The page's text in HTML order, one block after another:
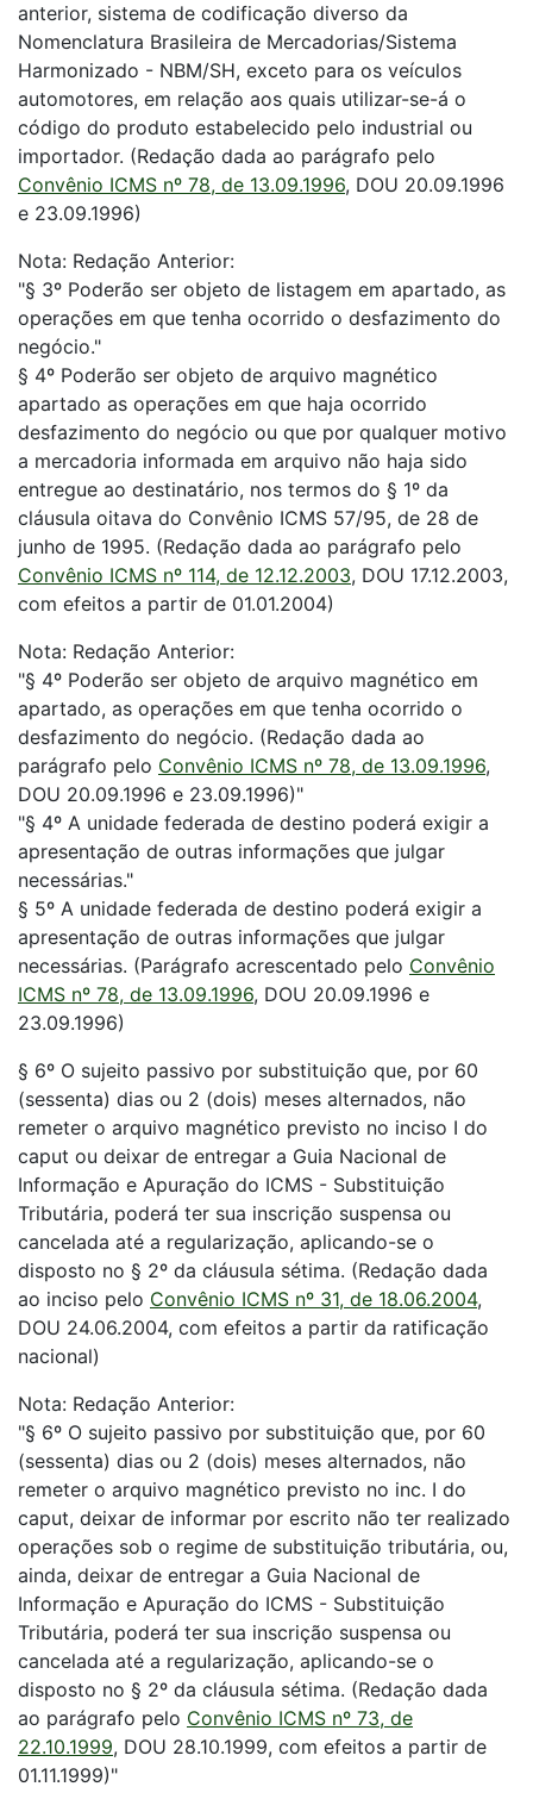
anterior, sistema de codificação diverso da
Nomenclatura Brasileira de Mercadorias/Sistema
Harmonizado - NBM/SH, exceto para os veículos
automotores, em relação aos quais utilizar-se-á o
código do produto estabelecido pelo industrial ou
importador. (Redação dada ao parágrafo pelo
Convênio ICMS nº 78, de 13.09.1996, DOU 20.09.1996
e 23.09.1996)
Nota: Redação Anterior:
"§ 3º Poderão ser objeto de listagem em apartado, as
operações em que tenha ocorrido o desfazimento do
negócio."
§ 4º Poderão ser objeto de arquivo magnético
apartado as operações em que haja ocorrido
desfazimento do negócio ou que por qualquer motivo
a mercadoria informada em arquivo não haja sido
entregue ao destinatário, nos termos do § 1º da
cláusula oitava do Convênio ICMS 57/95, de 28 de
junho de 1995. (Redação dada ao parágrafo pelo
Convênio ICMS nº 114, de 12.12.2003, DOU 17.12.2003,
com efeitos a partir de 01.01.2004)
Nota: Redação Anterior:
"§ 4º Poderão ser objeto de arquivo magnético em
apartado, as operações em que tenha ocorrido o
desfazimento do negócio. (Redação dada ao
parágrafo pelo Convênio ICMS nº 78, de 13.09.1996,
DOU 20.09.1996 e 23.09.1996)"
"§ 4º A unidade federada de destino poderá exigir a
apresentação de outras informações que julgar
necessárias."
§ 5º A unidade federada de destino poderá exigir a
apresentação de outras informações que julgar
necessárias. (Parágrafo acrescentado pelo Convênio
ICMS nº 78, de 13.09.1996, DOU 20.09.1996 e
23.09.1996)
§ 6º O sujeito passivo por substituição que, por 60
(sessenta) dias ou 2 (dois) meses alternados, não
remeter o arquivo magnético previsto no inciso I do
caput ou deixar de entregar a Guia Nacional de
Informação e Apuração do ICMS - Substituição
Tributária, poderá ter sua inscrição suspensa ou
cancelada até a regularização, aplicando-se o
disposto no § 2º da cláusula sétima. (Redação dada
ao inciso pelo Convênio ICMS nº 31, de 18.06.2004,
DOU 24.06.2004, com efeitos a partir da ratificação
nacional)
Nota: Redação Anterior:
"§ 6º O sujeito passivo por substituição que, por 60
(sessenta) dias ou 2 (dois) meses alternados, não
remeter o arquivo magnético previsto no inc. I do
caput, deixar de informar por escrito não ter realizado
operações sob o regime de substituição tributária, ou,
ainda, deixar de entregar a Guia Nacional de
Informação e Apuração do ICMS - Substituição
Tributária, poderá ter sua inscrição suspensa ou
cancelada até a regularização, aplicando-se o
disposto no § 2º da cláusula sétima. (Redação dada
ao parágrafo pelo Convênio ICMS nº 73, de
22.10.1999, DOU 28.10.1999, com efeitos a partir de
01.11.1999)"